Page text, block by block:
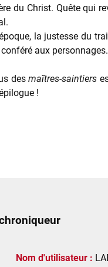
du Christ. Quête qui
la justesse du
aux
desmaîtres-saintiers
!
Nom d'utilisateur :